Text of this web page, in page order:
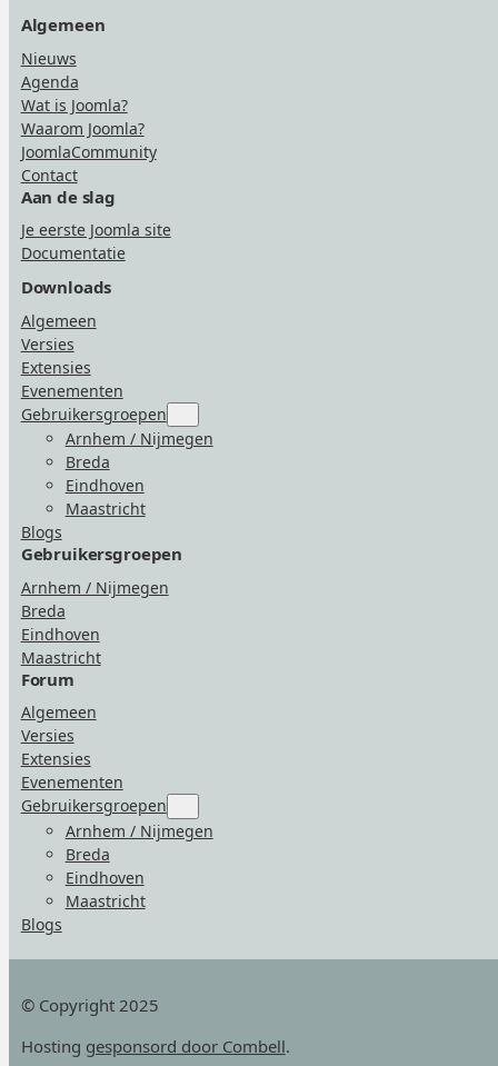
Algemeen
Nieuws
Agenda
Wat is Joomla?
Waarom Joomla?
JoomlaCommunity
Contact
Aan de slag
Je eerste Joomla site
Documentatie
Downloads
Algemeen
Versies
Extensies
Evenementen
Gebruikersgroepen
for
“Gebruikersgroepen”
Arnhem / Nijmegen
Breda
Eindhoven
Maastricht
Blogs
Gebruikersgroepen
Arnhem / Nijmegen
Breda
Eindhoven
Maastricht
Forum
Algemeen
Versies
Extensies
Evenementen
Gebruikersgroepen
for
“Gebruikersgroepen”
Arnhem / Nijmegen
Breda
Eindhoven
Maastricht
Blogs
© Copyright 2025
Hosting gesponsord door Combell.